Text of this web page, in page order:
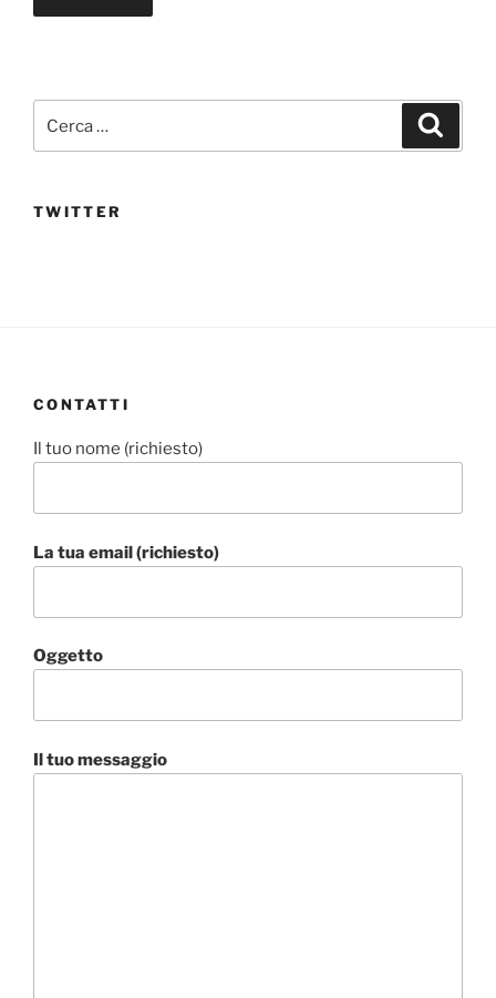
TWITTER
CONTATTI
Il tuo nome (richiesto)
La tua email (richiesto)
Oggetto
Il tuo messaggio